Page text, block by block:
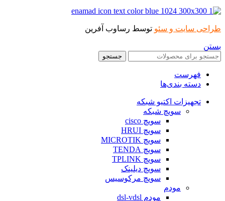
طراحی سایت و سئو توسط رساوب آفرین
بستن
جستجو
فهرست
دسته بندی‌ها
تجهیزات اکتیو شبکه
سویچ شبکه
سویچ cisco
سویچ HRUI
سویچ MICROTIK
سویچ TENDA
سویچ TPLINK
سویچ دیلینک
سویچ مرکوسیس
مودم
مودم dsl-vdsl